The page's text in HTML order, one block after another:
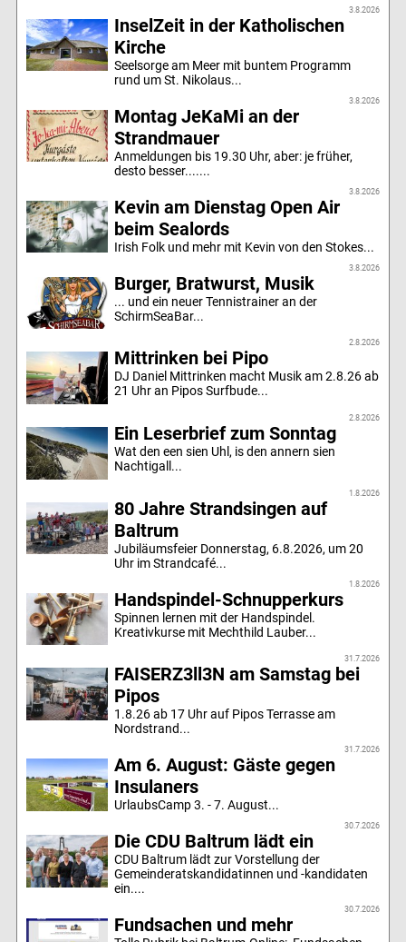
3.8.2026
InselZeit in der Katholischen
Kirche
Seelsorge am Meer mit buntem Programm
rund um St. Nikolaus...
3.8.2026
Montag JeKaMi an der
Strandmauer
Anmeldungen bis 19.30 Uhr, aber: je früher,
desto besser.......
3.8.2026
Kevin am Dienstag Open Air
beim Sealords
Irish Folk und mehr mit Kevin von den Stokes...
3.8.2026
Burger, Bratwurst, Musik
... und ein neuer Tennistrainer an der
SchirmSeaBar...
2.8.2026
Mittrinken bei Pipo
DJ Daniel Mittrinken macht Musik am 2.8.26 ab
21 Uhr an Pipos Surfbude...
2.8.2026
Ein Leserbrief zum Sonntag
Wat den een sien Uhl, is den annern sien
Nachtigall...
1.8.2026
80 Jahre Strandsingen auf
Baltrum
Jubiläumsfeier Donnerstag, 6.8.2026, um 20
Uhr im Strandcafé...
1.8.2026
Handspindel-Schnupperkurs
Spinnen lernen mit der Handspindel.
Kreativkurse mit Mechthild Lauber...
31.7.2026
FAISERZ3ll3N am Samstag bei
Pipos
1.8.26 ab 17 Uhr auf Pipos Terrasse am
Nordstrand...
31.7.2026
Am 6. August: Gäste gegen
Insulaners
UrlaubsCamp 3. - 7. August...
30.7.2026
Die CDU Baltrum lädt ein
CDU Baltrum lädt zur Vorstellung der
Gemeinderatskandidatinnen und -kandidaten
ein....
30.7.2026
Fundsachen und mehr